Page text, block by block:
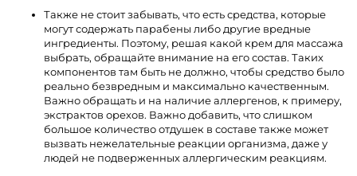
Также не стоит забывать, что есть средства, которые
могут содержать парабены либо другие вредные
ингредиенты. Поэтому, решая какой крем для массажа
выбрать, обращайте внимание на его состав. Таких
компонентов там быть не должно, чтобы средство было
реально безвредным и максимально качественным.
Важно обращать и на наличие аллергенов, к примеру,
экстрактов орехов. Важно добавить, что слишком
большое количество отдушек в составе также может
вызвать нежелательные реакции организма, даже у
людей не подверженных аллергическим реакциям.